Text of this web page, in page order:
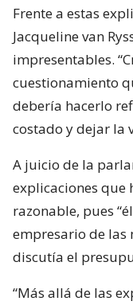
Frente a estas
Jacqueline van
impresentables.
cuestionamiento
debería hacerlo
costado y dejar la
A juicio de la
explicaciones que
razonable, pues
empresario de las
discutía el
“Más allá de las